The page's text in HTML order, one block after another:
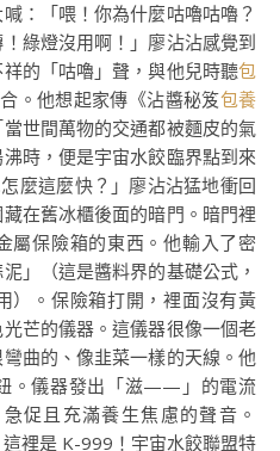
：「喂！你為什麼咕嚕咕嚕？
綠燈沒用啊！」廖沾沾感覺到
的「咕嚕」聲，與他兒時聽包
。他想起家傳《沾醬秘笈包養
世間萬物的交通都被麵皮的氣
時，便是宇宙水餃臨界點到來
麼這麼快？」廖沾沾猛地衝回
在舊冰櫃後面的暗門。暗門裡
屬保險箱的東西。他輸入了密
」（這是醬料界的基礎公式，
）。保險箱打開，裡面沒有黃
芒的儀器。這儀器很像一個老
曲的、像韭菜一樣的天線。他
。儀器發出「滋——」的電流
促且充滿養生焦慮的聲音。
這裡是 K-999！宇宙水餃聯盟特